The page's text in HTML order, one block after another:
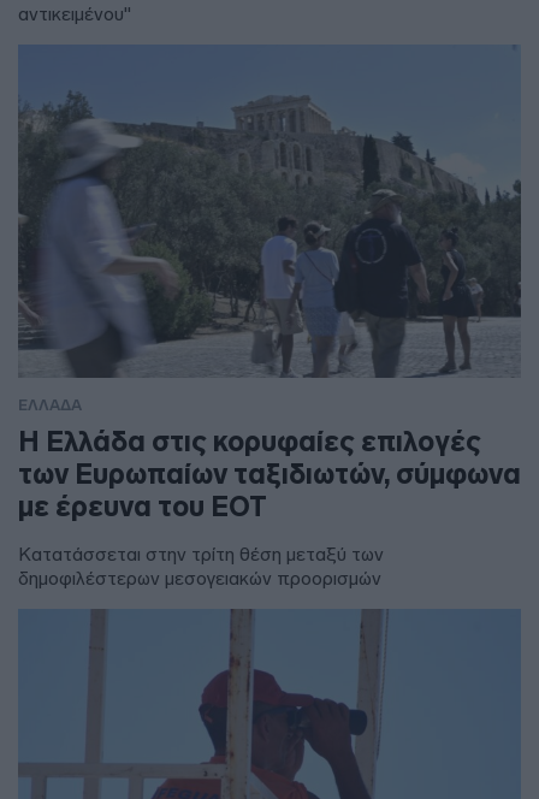
αντικειμένου"
ΕΛΛΑΔΑ
Η Ελλάδα στις κορυφαίες επιλογές
των Ευρωπαίων ταξιδιωτών, σύμφωνα
με έρευνα του ΕΟΤ
Κατατάσσεται στην τρίτη θέση μεταξύ των
δημοφιλέστερων μεσογειακών προορισμών